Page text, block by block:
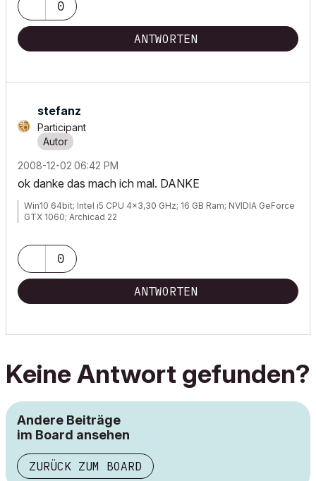
0
ANTWORTEN
stefanz
Participant
‎2008-12-02 06:42 PM
ok danke das mach ich mal. DANKE
Win10 64bit; Intel i5 CPU 4x3,30 GHz; 16 GB Ram; NVIDIA GeForce
GTX 1060; Archicad 22
0
ANTWORTEN
Keine Antwort gefunden?
Andere Beiträge
im Board ansehen
ZURÜCK ZUM BOARD